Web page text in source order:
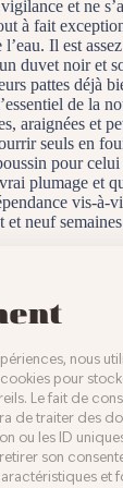
nous
pour
Le fait de
de traiter des
ou les ID
son
et
et ne
à fait
Il est
duvet noir et
pattes déjà
de la
araignées et
seuls en
pour
plumage et
vis-à-
et neuf